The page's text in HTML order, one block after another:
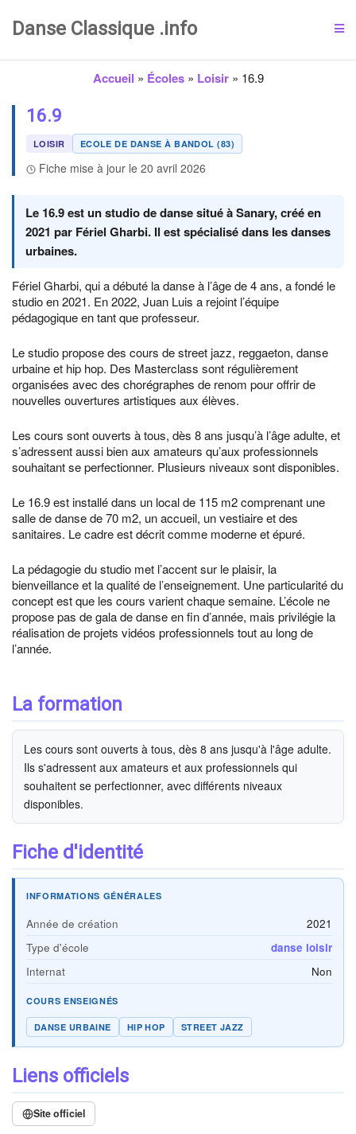
Danse Classique .info
Accueil » Écoles» Loisir» 16.9
16.9
LOISIR ECOLE DE DANSE À BANDOL (83)
Fiche mise à jour le 20 avril 2026
Le 16.9 est un studio de danse situé à Sanary, créé en
2021 par Fériel Gharbi. Il est spécialisé dans les danses
urbaines.
Fériel Gharbi, qui a débuté la danse à l’âge de 4 ans, a fondé le
studio en 2021. En 2022, Juan Luis a rejoint l’équipe
pédagogique en tant que professeur.
Le studio propose des cours de street jazz, reggaeton, danse
urbaine et hip hop. Des Masterclass sont régulièrement
organisées avec des chorégraphes de renom pour offrir de
nouvelles ouvertures artistiques aux élèves.
Les cours sont ouverts à tous, dès 8 ans jusqu’à l’âge adulte, et
s’adressent aussi bien aux amateurs qu’aux professionnels
souhaitant se perfectionner. Plusieurs niveaux sont disponibles.
Le 16.9 est installé dans un local de 115 m2 comprenant une
salle de danse de 70 m2, un accueil, un vestiaire et des
sanitaires. Le cadre est décrit comme moderne et épuré.
La pédagogie du studio met l’accent sur le plaisir, la
bienveillance et la qualité de l’enseignement. Une particularité du
concept est que les cours varient chaque semaine. L’école ne
propose pas de gala de danse en fin d’année, mais privilégie la
réalisation de projets vidéos professionnels tout au long de
l’année.
La formation
Les cours sont ouverts à tous, dès 8 ans jusqu'à l'âge adulte.
Ils s'adressent aux amateurs et aux professionnels qui
souhaitent se perfectionner, avec différents niveaux
disponibles.
Fiche d'identité
INFORMATIONS GÉNÉRALES
Année de création
2021
Type d'école
danse loisir
Internat
Non
COURS ENSEIGNÉS
DANSE URBAINE HIP HOP STREET JAZZ
Liens officiels
Site officiel